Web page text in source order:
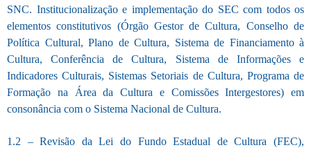
SNC. Institucionalização e implementação do SEC com todos os
elementos constitutivos (Órgão Gestor de Cultura, Conselho de
Política Cultural, Plano de Cultura, Sistema de Financiamento à
Cultura, Conferência de Cultura, Sistema de Informações e
Indicadores Culturais, Sistemas Setoriais de Cultura, Programa de
Formação na Área da Cultura e Comissões Intergestores) em
consonância com o Sistema Nacional de Cultura.
1.2 – Revisão da Lei do Fundo Estadual de Cultura (FEC),